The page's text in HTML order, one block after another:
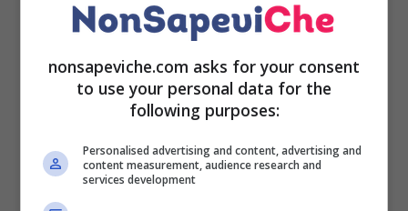
nonsapeviche.com asks for your consent
to use your personal data for the
following purposes:
Personalised advertising and content, advertising and
content measurement, audience research and
services development